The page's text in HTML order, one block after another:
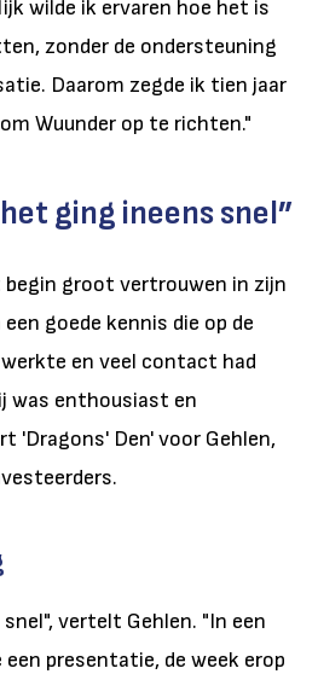
wilde ik ervaren hoe het is
zonder de ondersteuning
Daarom zegde ik tien jaar
Wuunder op te richten."
ging ineens snel”
begin groot vertrouwen in zijn
goede kennis die op de
en veel contact had
was enthousiast en
'Dragons' Den' voor Gehlen,
vertelt Gehlen. "In een
presentatie, de week erop